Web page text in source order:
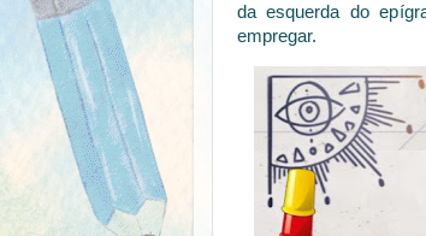
da esquerda do
empregar.